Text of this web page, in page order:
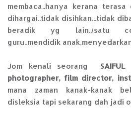
membaca..hanya kerana
dihargai..tidak disihkan...tidak
beradik yg lain..(satu
guru..mendidik
Jom kenali seorang
photographer, film director,
mana zaman kanak-kanak
disleksia tapi sekarang dah jadi